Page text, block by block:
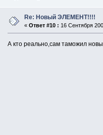
Re: Новый ЭЛЕМЕНТ!!!!
« Ответ #10 : 16 Сентября
А кто реально,сам таможил